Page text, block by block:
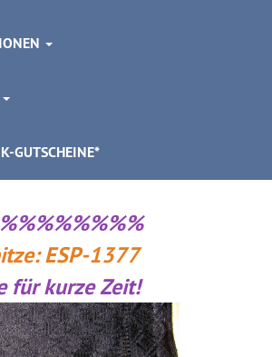
GUTSCHEINE*
ESP-1377
für kurze Zeit!